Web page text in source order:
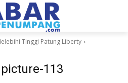
Tinggi Patung Liberty
113